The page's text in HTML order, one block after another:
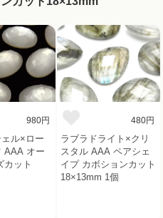
980円
ル×ロー
AAA オー
カット
480円
ラブラドライト×クリ
スタル AAA ペアシェ
イプ カボションカット
18×13mm 1個